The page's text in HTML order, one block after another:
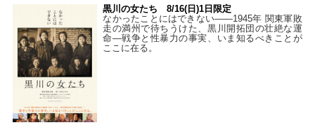
黒川の女たち 8/16(日)1日限定
なかったことにはできない——1945年 関東軍敗
走の満州で待ちうけた、黒川開拓団の壮絶な運
命―戦争と性暴力の事実、いま知るべきことが
ここに在る。